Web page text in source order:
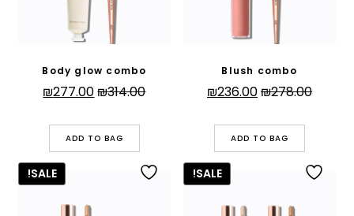
Blush combo
₪278.00
המחיר
היה:
₪278.00.
₪236.00 המחיר
ADD TO BAG
Body glow combo
₪314.00
המחיר
היה:
₪314.00.
₪277.00 המחיר
ADD TO BAG
SALE!
SALE!